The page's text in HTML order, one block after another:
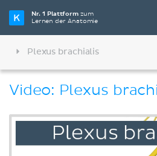
Nr. 1 Plattformzum
Lernen der Anatomie
Plexus brachialis
Video: Plexus